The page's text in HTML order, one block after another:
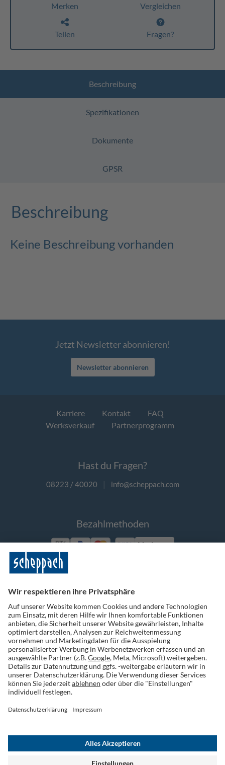
Merken Vergleichen
Teilen Fragen?
Beschreibung
Spezifikationen
Dokumente
GPSR
Beschreibung
Keine Beschreibung vorhanden
Jetzt Newsletter abonnieren!
Newsletter abonnieren
Karriere Kontakt
FAQ
Werksverkauf
Partnerprogramm
Hast du Fragen?
08223 / 40020 | info@scheppach.com
Bezahlmethoden
Vorkasse
Folge uns auf Social Media
Widerruf einreichen